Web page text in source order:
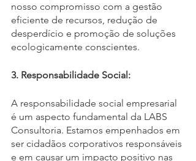
nosso compromisso com a gestão
eficiente de recursos, redução de
desperdício e promoção de soluções
ecologicamente conscientes.
3. Responsabilidade Social:
A responsabilidade social empresarial
é um aspecto fundamental da LABS
Consultoria. Estamos empenhados em
ser cidadãos corporativos responsáveis
e em causar um impacto positivo nas